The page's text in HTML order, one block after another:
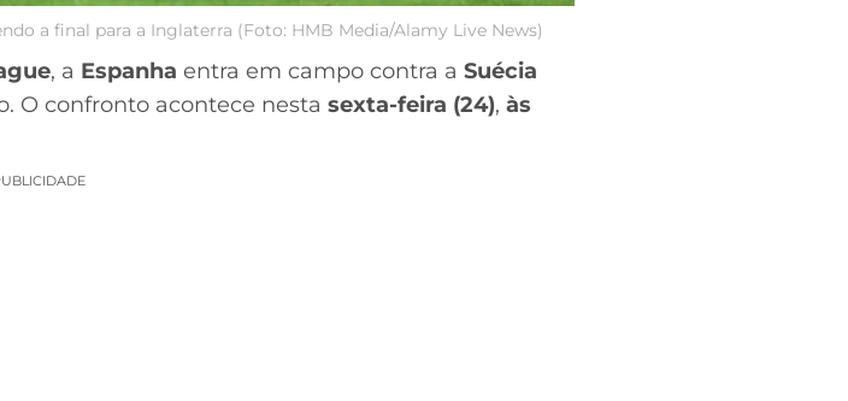
a final para a Inglaterra (Foto: HMB Media/Alamy Live News)
, a Espanha entra em campo contra a Suécia
O confronto acontece nesta sexta-feira (24), às